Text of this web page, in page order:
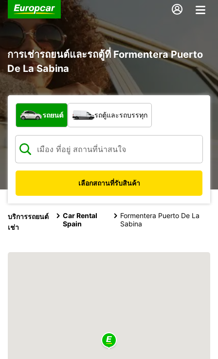
การเช่ารถยนต์และรถตู้ที่ Formentera Puerto
De La Sabina
รถประเภทใด
รถยนต์ รถตู้และรถบรรทุก
เลือกสถานที่รับสินค้า
บริการรถยนต์
เช่า
Car Rental
Spain
Formentera Puerto De La
Sabina